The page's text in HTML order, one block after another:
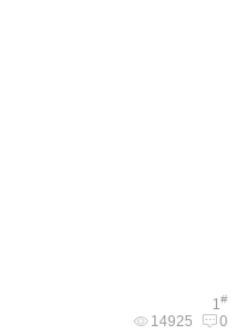
1#
14925 0